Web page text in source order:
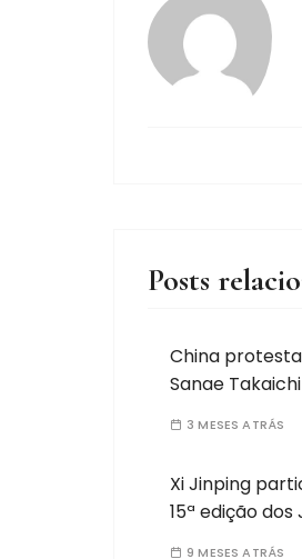
Posts
China
Sanae
3 MESES ATRÁS
Xi Jinping
15ª edição
9 MESES ATRÁS